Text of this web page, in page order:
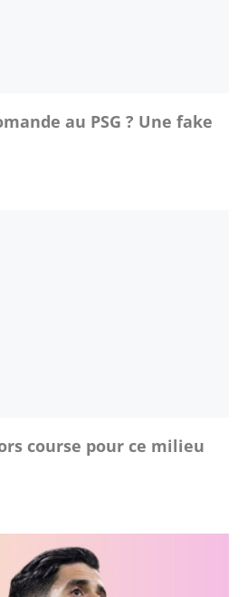
au PSG ? Une fake
course pour ce milieu